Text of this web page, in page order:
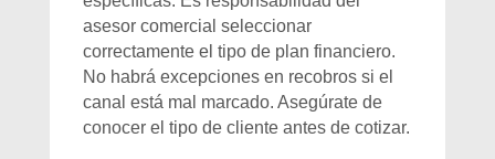
asesor comercial seleccionar
correctamente el tipo de plan financiero.
No habrá excepciones en recobros si el
canal está mal marcado. Asegúrate de
conocer el tipo de cliente antes de cotizar.